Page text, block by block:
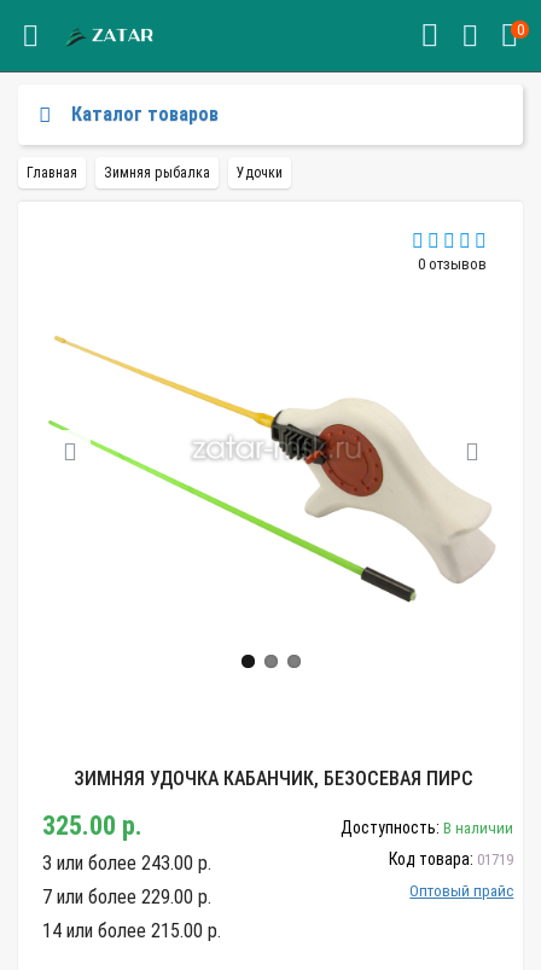
0
Каталог товаров
Главная Зимняя рыбалка Удочки
0 отзывов
ЗИМНЯЯ УДОЧКА КАБАНЧИК, БЕЗОСЕВАЯ ПИРС
325.00 р.
3 или более 243.00 р.
7 или более 229.00 р.
14 или более 215.00 р.
Доступность: В наличии
Код товара: 01719
Оптовый прайс